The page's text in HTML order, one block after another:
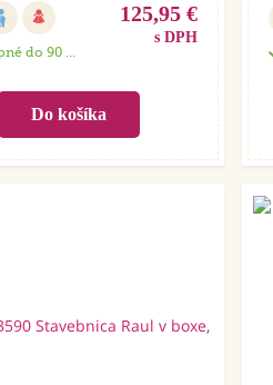
do 90 dní
125,95 €
s DPH